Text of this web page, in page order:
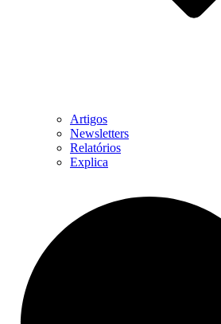
Artigos
Newsletters
Relatórios
Explica